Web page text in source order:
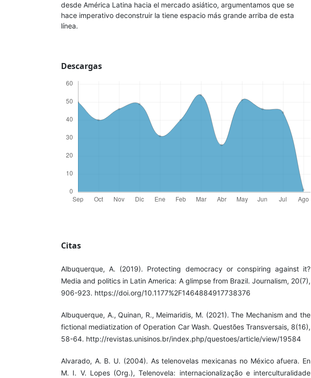
desde América Latina hacia el mercado asiático, argumentamos que se
hace imperativo deconstruir la tiene espacio más grande arriba de esta
línea.
Descargas
Citas
Albuquerque, A. (2019). Protecting democracy or conspiring against it?
Media and politics in Latin America: A glimpse from Brazil. Journalism, 20(7),
906-923. https://doi.org/10.1177%2F1464884917738376
Albuquerque, A., Quinan, R., Meimaridis, M. (2021). The Mechanism and the
fictional mediatization of Operation Car Wash. Questões Transversais, 8(16),
58-64. http://revistas.unisinos.br/index.php/questoes/article/view/19584
Alvarado, A. B. U. (2004). As telenovelas mexicanas no México afuera. En
M. I. V. Lopes (Org.), Telenovela: internacionalização e interculturalidade